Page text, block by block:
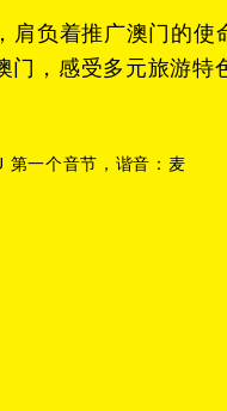
肩负着推广澳门的
，感受多元旅游特
第一个音节，谐音：麦